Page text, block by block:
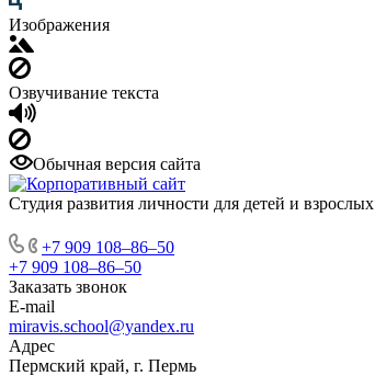
Изображения
Озвучивание текста
Обычная версия сайта
Студия развития личности для детей и взрослых
+7 909 108‒86‒50
+7 909 108‒86‒50
Заказать звонок
E-mail
miravis.school@yandex.ru
Адрес
Пермский край, г. Пермь